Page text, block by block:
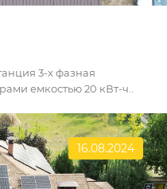
3-х фазная
емкостью 20 кВт-ч..
16.08.2024